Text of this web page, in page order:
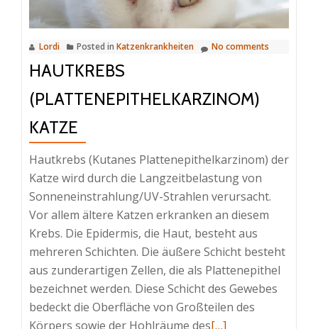
Lordi Posted in Katzenkrankheiten No comments
HAUTKREBS
(PLATTENEPITHELKARZINOM)
KATZE
Hautkrebs (Kutanes Plattenepithelkarzinom) der
Katze wird durch die Langzeitbelastung von
Sonneneinstrahlung/UV-Strahlen verursacht.
Vor allem ältere Katzen erkranken an diesem
Krebs. Die Epidermis, die Haut, besteht aus
mehreren Schichten. Die äußere Schicht besteht
aus zunderartigen Zellen, die als Plattenepithel
bezeichnet werden. Diese Schicht des Gewebes
bedeckt die Oberfläche von Großteilen des
Körpers sowie der Hohlräume desRead
[…]